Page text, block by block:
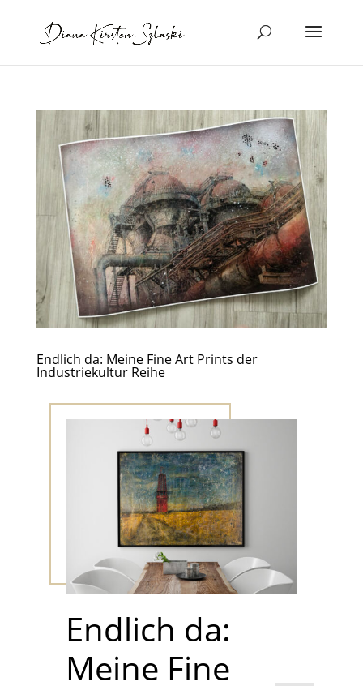
Endlich da: Meine Fine Art Prints der
Industriekultur Reihe
Endlich da:
Meine Fine